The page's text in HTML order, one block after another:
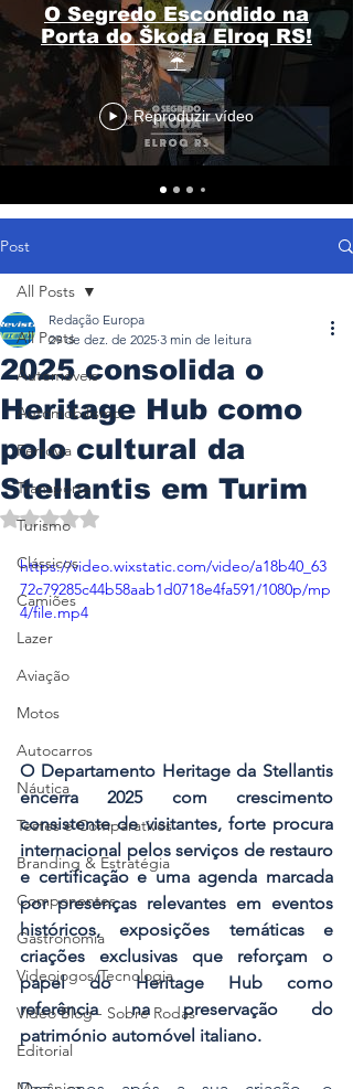
O Segredo Escondido na
Porta do Škoda Elroq RS!
☔
Reproduzir vídeo
Post
All Posts
Automóveis
Automobilismo
Ferrovia
Transporte
Turismo
Clássicos
Camiões
Lazer
Aviação
Motos
Autocarros
Náutica
Testes e Comparativos
Branding & Estratégia
Componentes
Gastronomia
Videojogos/Tecnologia
Vídeo Blog - Sobre Rodas
Editorial
All Posts
2025 consolida o
Heritage Hub como
polo cultural da
Stellantis em Turim
Redação Europa
29 de dez. de 2025 3 min de leitura
Avaliado com NaN de 5 estrelas.
https://video.wixstatic.com/video/a18b40_63
72c79285c44b58aab1d0718e4fa591/1080p/mp
4/file.mp4
O Departamento Heritage da Stellantis
encerra 2025 com crescimento
consistente de visitantes, forte procura
internacional pelos serviços de restauro
e certificação e uma agenda marcada
por presenças relevantes em eventos
históricos, exposições temáticas e
criações exclusivas que reforçam o
papel do Heritage Hub como
referência na preservação do
património automóvel italiano.